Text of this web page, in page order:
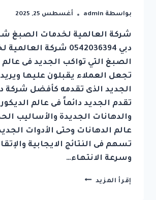
بواسطة admin أغسطس 25, 2025
شركة العالمية لخدمات الصبغ
دبي 0542036394 شركة
الصبغ التي تواكب الجديد فى عالم
تجعل العملاء يقبلون عليها
الجديد الذى تقدمه كأفضل شركة
تقدم الجديد دائماً فى عالم
والدهانات الجديدة والأساليب
عالم الدهانات وحتى الأدوات
تسهم فى النتائج الايجابية
وسرعة الانتهاء…
إقرأ المزيد شركة